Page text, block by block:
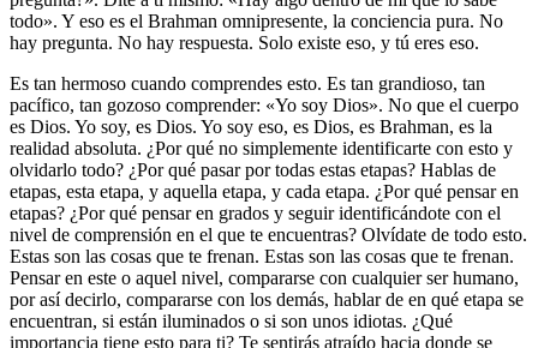
todo». Y eso es el Brahman omnipresente, la conciencia pura. No
hay pregunta. No hay respuesta. Solo existe eso, y tú eres eso.
Es tan hermoso cuando comprendes esto. Es tan grandioso, tan
pacífico, tan gozoso comprender: «Yo soy Dios». No que el cuerpo
es Dios. Yo soy, es Dios. Yo soy eso, es Dios, es Brahman, es la
realidad absoluta. ¿Por qué no simplemente identificarte con esto y
olvidarlo todo? ¿Por qué pasar por todas estas etapas? Hablas de
etapas, esta etapa, y aquella etapa, y cada etapa. ¿Por qué pensar en
etapas? ¿Por qué pensar en grados y seguir identificándote con el
nivel de comprensión en el que te encuentras? Olvídate de todo esto.
Estas son las cosas que te frenan. Estas son las cosas que te frenan.
Pensar en este o aquel nivel, compararse con cualquier ser humano,
por así decirlo, compararse con los demás, hablar de en qué etapa se
encuentran, si están iluminados o si son unos idiotas. ¿Qué
importancia tiene esto para ti? Te sentirás atraído hacia donde se